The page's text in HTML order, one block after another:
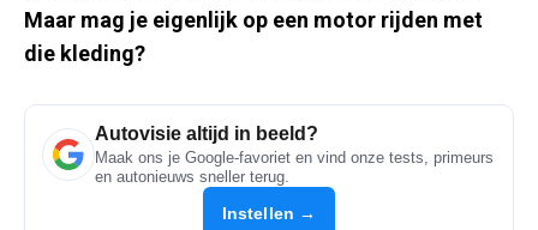
Maar mag je eigenlijk op een motor rijden met
die kleding?
Autovisie altijd in beeld?
Maak ons je Google-favoriet en vind onze tests, primeurs
en autonieuws sneller terug.
Instellen →